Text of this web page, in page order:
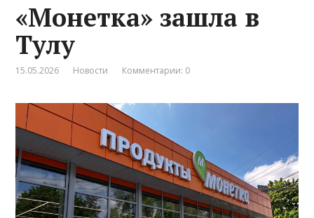
«Монетка» зашла в
Тулу
15.05.2026 Новости Комментарии: 0